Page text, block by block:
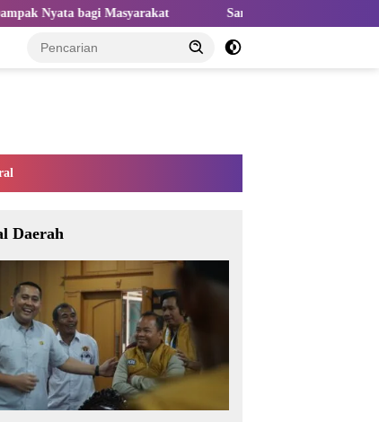
Sangat Perlu Kolaborasi Kampus dan Industri
Daerah